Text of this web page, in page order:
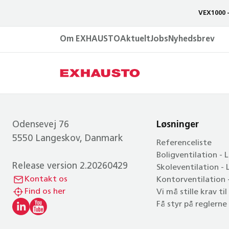
Om EXHAUSTOAktueltJobs Nyhedsbrev
Odensevej 76
5550 Langeskov, Danmark
Release version 2.20260429
Kontakt os
Find os her
Løsninger
Referenceliste
Boligventilation -
Skoleventilation -
Kontorventilation -
Vi må stille krav
Få styr på reglerne